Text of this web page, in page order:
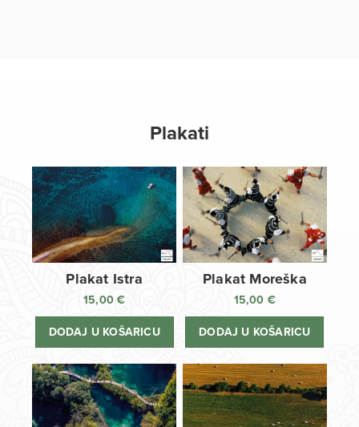
Plakati
Plakat Istra
15,00€
DODAJ U KOŠARICU
Plakat Moreška
15,00 €
DODAJ U KOŠARICU